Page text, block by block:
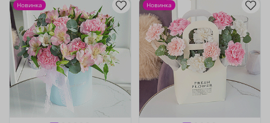
Новинка Новинка